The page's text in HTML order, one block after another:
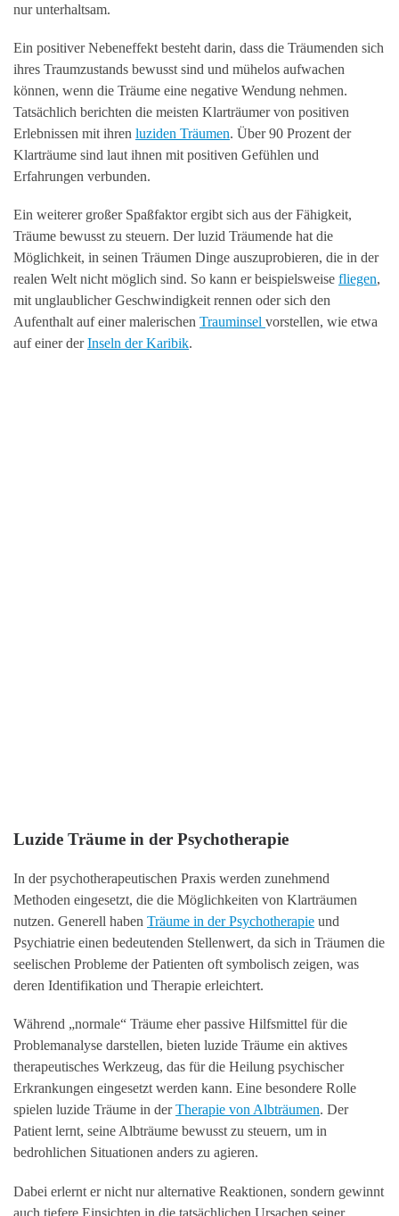
nur unterhaltsam.
Ein positiver Nebeneffekt besteht darin, dass die Träumenden sich
ihres Traumzustands bewusst sind und mühelos aufwachen
können, wenn die Träume eine negative Wendung nehmen.
Tatsächlich berichten die meisten Klarträumer von positiven
Erlebnissen mit ihren luziden Träumen. Über 90 Prozent der
Klarträume sind laut ihnen mit positiven Gefühlen und
Erfahrungen verbunden.
Ein weiterer großer Spaßfaktor ergibt sich aus der Fähigkeit,
Träume bewusst zu steuern. Der luzid Träumende hat die
Möglichkeit, in seinen Träumen Dinge auszuprobieren, die in der
realen Welt nicht möglich sind. So kann er beispielsweise fliegen,
mit unglaublicher Geschwindigkeit rennen oder sich den
Aufenthalt auf einer malerischen Trauminsel vorstellen, wie etwa
auf einer derInseln der Karibik.
Luzide Träume in der Psychotherapie
In der psychotherapeutischen Praxis werden zunehmend
Methoden eingesetzt, die die Möglichkeiten von Klarträumen
nutzen. Generell haben Träume in der Psychotherapie und
Psychiatrie einen bedeutenden Stellenwert, da sich in Träumen die
seelischen Probleme der Patienten oft symbolisch zeigen, was
deren Identifikation und Therapie erleichtert.
Während „normale“ Träume eher passive Hilfsmittel für die
Problemanalyse darstellen, bieten luzide Träume ein aktives
therapeutisches Werkzeug, das für die Heilung psychischer
Erkrankungen eingesetzt werden kann. Eine besondere Rolle
spielen luzide Träume in derTherapie von Albträumen. Der
Patient lernt, seine Albträume bewusst zu steuern, um in
bedrohlichen Situationen anders zu agieren.
Dabei erlernt er nicht nur alternative Reaktionen, sondern gewinnt
auch tiefere Einsichten in die tatsächlichen Ursachen seiner